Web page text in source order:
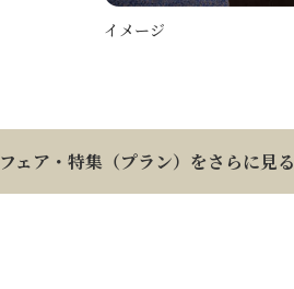
イメージ
フェア・特集（プラン）をさらに見る